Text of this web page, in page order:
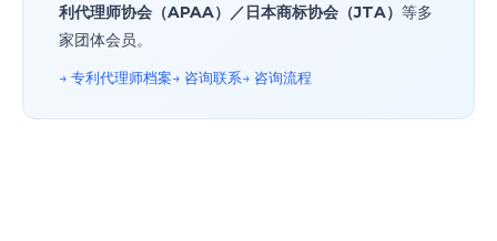
利代理师协会（APAA）／日本商标协会（JTA） 等多
家团体会员。
→ 专利代理师档案→ 咨询联系→ 咨询流程